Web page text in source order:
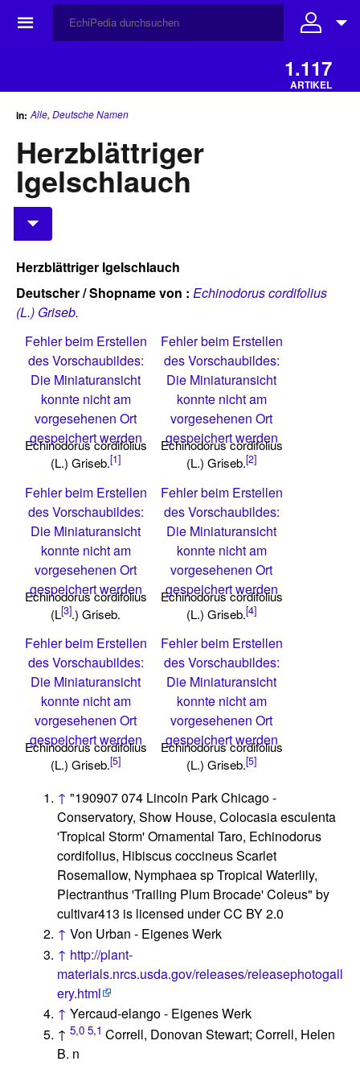
☰
1.117
ARTIKEL
in: Alle, Deutsche Namen
Herzblättriger
Igelschlauch
Herzblättriger Igelschlauch
Deutscher / Shopname von : Echinodorus cordifolius
(L.) Griseb.
Fehler beim Erstellen
des Vorschaubildes:
Die Miniaturansicht
konnte nicht am
vorgesehenen Ort
gespeichert werden
Echinodorus cordifolius
(L.) Griseb.[1]
Fehler beim Erstellen
des Vorschaubildes:
Die Miniaturansicht
konnte nicht am
vorgesehenen Ort
gespeichert werden
Echinodorus cordifolius
(L.) Griseb.[2]
Fehler beim Erstellen
des Vorschaubildes:
Die Miniaturansicht
konnte nicht am
vorgesehenen Ort
gespeichert werden
Echinodorus cordifolius
(L[3].) Griseb.
Fehler beim Erstellen
des Vorschaubildes:
Die Miniaturansicht
konnte nicht am
vorgesehenen Ort
gespeichert werden
Echinodorus cordifolius
(L.) Griseb.[4]
Fehler beim Erstellen
des Vorschaubildes:
Die Miniaturansicht
konnte nicht am
vorgesehenen Ort
gespeichert werden
Echinodorus cordifolius
(L.) Griseb.[5]
Fehler beim Erstellen
des Vorschaubildes:
Die Miniaturansicht
konnte nicht am
vorgesehenen Ort
gespeichert werden
Echinodorus cordifolius
(L.) Griseb.[5]
↑ "190907 074 Lincoln Park Chicago -
Conservatory, Show House, Colocasia esculenta
'Tropical Storm' Ornamental Taro, Echinodorus
cordifolius, Hibiscus coccineus Scarlet
Rosemallow, Nymphaea sp Tropical Waterlily,
Plectranthus 'Trailing Plum Brocade' Coleus" by
cultivar413 is licensed under CC BY 2.0
↑ Von Urban - Eigenes Werk
↑ http://plant-
materials.nrcs.usda.gov/releases/releasephotogall
ery.html
↑ Yercaud-elango - Eigenes Werk
↑5,0 5,1 Correll, Donovan Stewart; Correll, Helen
B. n